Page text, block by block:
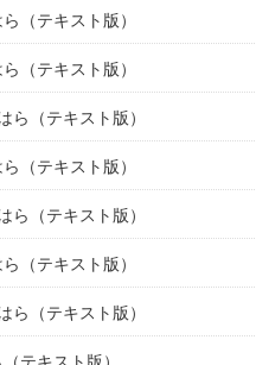
（テキスト版）
（テキスト版）
（テキスト版）
（テキスト版）
（テキスト版）
（テキスト版）
（テキスト版）
テキスト版）